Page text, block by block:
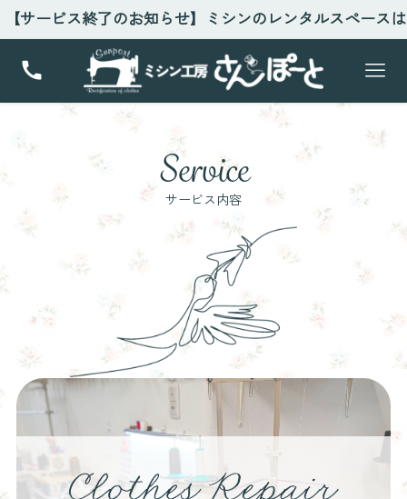
ービス終了のお知らせ】ミシンのレンタルスペースは終
Service
サービス内容